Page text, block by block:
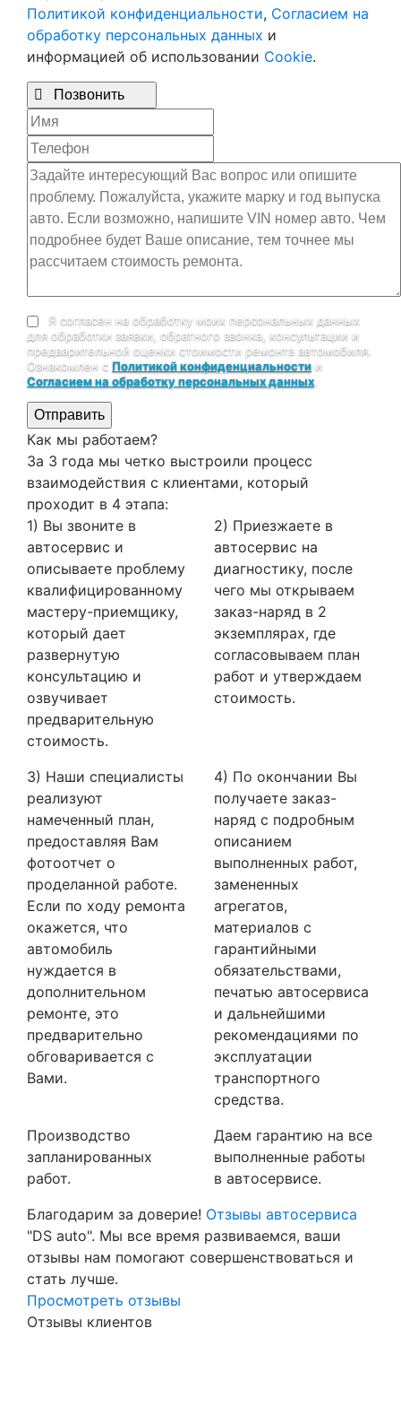
Политикой конфиденциальности, Согласием на
обработку персональных данных и
информацией об использовании Cookie.
 Позвонить
Я согласен на обработку моих персональных данных
для обработки заявки, обратного звонка, консультации и
предварительной оценки стоимости ремонта автомобиля.
Ознакомлен с Политикой конфиденциальности и
Согласием на обработку персональных данных
Отправить
Как мы работаем?
За 3 года мы четко выстроили процесс
взаимодействия с клиентами, который
проходит в 4 этапа:
1) Вы звоните в
автосервис и
описываете проблему
квалифицированному
мастеру-приемщику,
который дает
развернутую
консультацию и
озвучивает
предварительную
стоимость.
2) Приезжаете в
автосервис на
диагностику, после
чего мы открываем
заказ-наряд в 2
экземплярах, где
согласовываем план
работ и утверждаем
стоимость.
3) Наши специалисты
реализуют
намеченный план,
предоставляя Вам
фотоотчет о
проделанной работе.
Если по ходу ремонта
окажется, что
автомобиль
нуждается в
дополнительном
ремонте, это
предварительно
обговаривается с
Вами.
4) По окончании Вы
получаете заказ-
наряд с подробным
описанием
выполненных работ,
замененных
агрегатов,
материалов с
гарантийными
обязательствами,
печатью автосервиса
и дальнейшими
рекомендациями по
эксплуатации
транспортного
средства.
Производство
запланированных
работ.
Даем гарантию на все
выполненные работы
в автосервисе.
Благодарим за доверие! Отзывы автосервиса
"DS auto". Мы все время развиваемся, ваши
отзывы нам помогают совершенствоваться и
стать лучше.
Просмотреть отзывы
Отзывы клиентов